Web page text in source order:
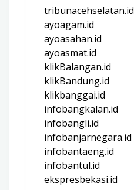
tribunacehselatan.id
ayoagam.id
ayoasahan.id
ayoasmat.id
klikBalangan.id
klikBandung.id
klikbanggai.id
infobangkalan.id
infobangli.id
infobanjarnegara.id
infobantaeng.id
infobantul.id
ekspresbekasi.id